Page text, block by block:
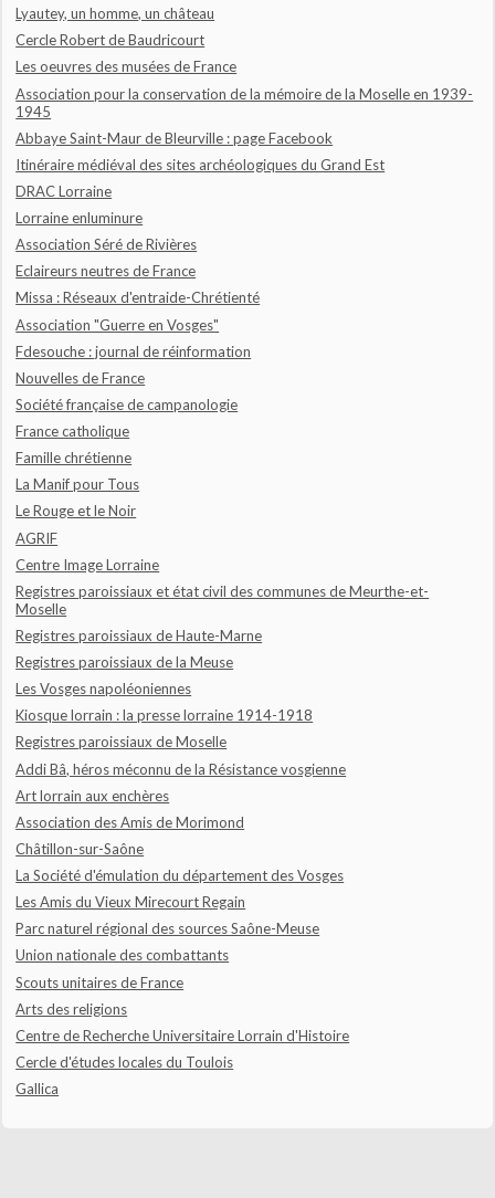
Lyautey, un homme, un château
Cercle Robert de Baudricourt
Les oeuvres des musées de France
Association pour la conservation de la mémoire de la Moselle en 1939-
1945
Abbaye Saint-Maur de Bleurville : page Facebook
Itinéraire médiéval des sites archéologiques du Grand Est
DRAC Lorraine
Lorraine enluminure
Association Séré de Rivières
Eclaireurs neutres de France
Missa : Réseaux d'entraide-Chrétienté
Association "Guerre en Vosges"
Fdesouche : journal de réinformation
Nouvelles de France
Société française de campanologie
France catholique
Famille chrétienne
La Manif pour Tous
Le Rouge et le Noir
AGRIF
Centre Image Lorraine
Registres paroissiaux et état civil des communes de Meurthe-et-
Moselle
Registres paroissiaux de Haute-Marne
Registres paroissiaux de la Meuse
Les Vosges napoléoniennes
Kiosque lorrain : la presse lorraine 1914-1918
Registres paroissiaux de Moselle
Addi Bâ, héros méconnu de la Résistance vosgienne
Art lorrain aux enchères
Association des Amis de Morimond
Châtillon-sur-Saône
La Société d'émulation du département des Vosges
Les Amis du Vieux Mirecourt Regain
Parc naturel régional des sources Saône-Meuse
Union nationale des combattants
Scouts unitaires de France
Arts des religions
Centre de Recherche Universitaire Lorrain d'Histoire
Cercle d'études locales du Toulois
Gallica